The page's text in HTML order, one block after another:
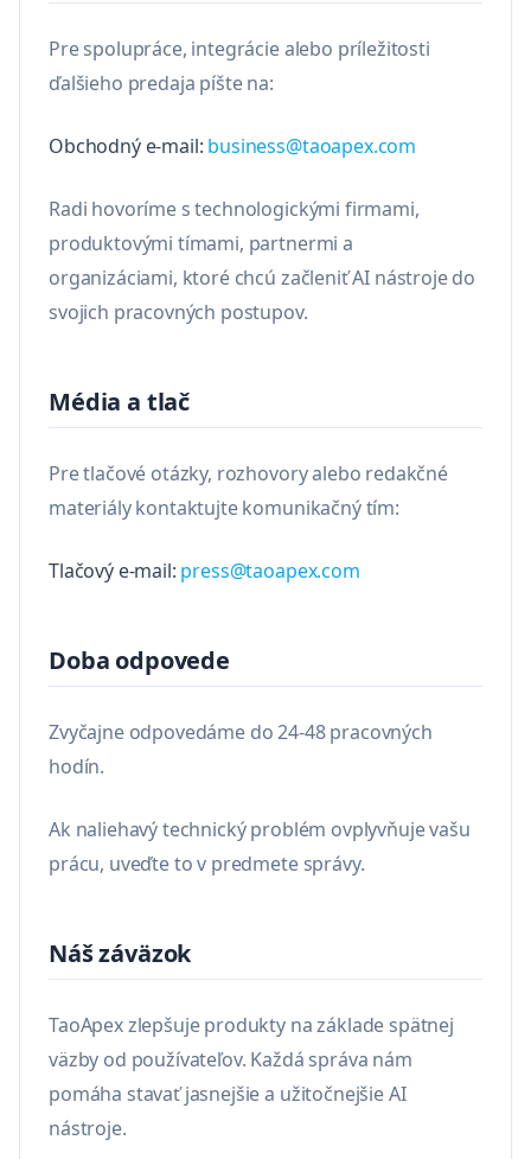
Pre spolupráce, integrácie alebo príležitosti
ďalšieho predaja píšte na:
Obchodný e-mail: business@taoapex.com
Radi hovoríme s technologickými firmami,
produktovými tímami, partnermi a
organizáciami, ktoré chcú začleniť AI nástroje do
svojich pracovných postupov.
Média a tlač
Pre tlačové otázky, rozhovory alebo redakčné
materiály kontaktujte komunikačný tím:
Tlačový e-mail: press@taoapex.com
Doba odpovede
Zvyčajne odpovedáme do 24-48 pracovných
hodín.
Ak naliehavý technický problém ovplyvňuje vašu
prácu, uveďte to v predmete správy.
Náš záväzok
TaoApex zlepšuje produkty na základe spätnej
väzby od používateľov. Každá správa nám
pomáha stavať jasnejšie a užitočnejšie AI
nástroje.